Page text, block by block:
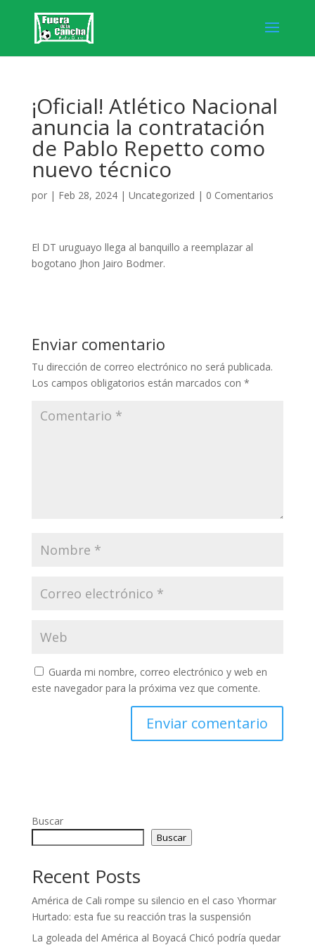
¡Oficial! Atlético Nacional
anuncia la contratación
de Pablo Repetto como
nuevo técnico
por | Feb 28, 2024| Uncategorized | 0 Comentarios
El DT uruguayo llega al banquillo a reemplazar al
bogotano Jhon Jairo Bodmer.
Enviar comentario
Tu dirección de correo electrónico no será publicada.
Los campos obligatorios están marcados con *
Guarda mi nombre, correo electrónico y web en
este navegador para la próxima vez que comente.
Buscar
Buscar
Recent Posts
América de Cali rompe su silencio en el caso Yhormar
Hurtado: esta fue su reacción tras la suspensión
La goleada del América al Boyacá Chicó podría quedar